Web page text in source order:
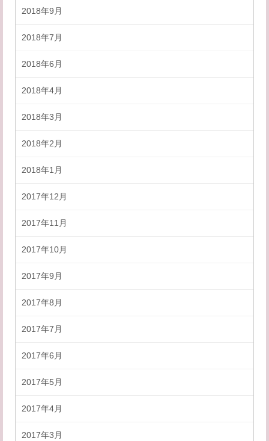
2018年9月
2018年7月
2018年6月
2018年4月
2018年3月
2018年2月
2018年1月
2017年12月
2017年11月
2017年10月
2017年9月
2017年8月
2017年7月
2017年6月
2017年5月
2017年4月
2017年3月